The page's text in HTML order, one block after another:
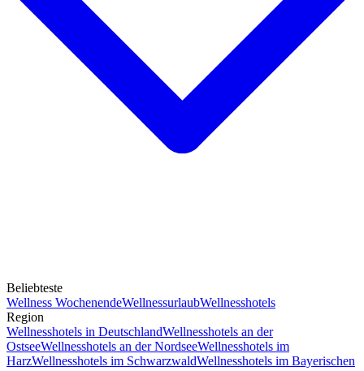
Beliebteste
Wellness WochenendeWellnessurlaubWellnesshotels
Region
Wellnesshotels in DeutschlandWellnesshotels an der
OstseeWellnesshotels an der NordseeWellnesshotels im
HarzWellnesshotels im SchwarzwaldWellnesshotels im Bayerischen